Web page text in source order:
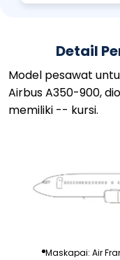
Detail
Model pesawat
Airbus A350-900,
memiliki -- kursi.
Maskapai: Air